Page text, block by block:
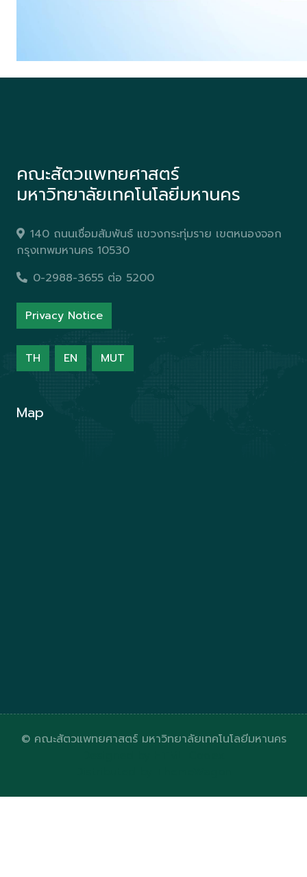
คณะสัตวแพทยศาสตร์
มหาวิทยาลัยเทคโนโลยีมหานคร
140 ถนนเชื่อมสัมพันธ์ แขวงกระทุ่มราย เขตหนองจอก
กรุงเทพมหานคร 10530
0-2988-3655 ต่อ 5200
Privacy Notice
TH EN MUT
Map
© คณะสัตวแพทยศาสตร์ มหาวิทยาลัยเทคโนโลยีมหานคร